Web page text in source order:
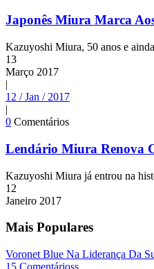
Japonês Miura Marca
Kazuyoshi Miura, 50 anos e
13
Março 2017
|
12 / Jan / 2017
|
0 Comentários
Lendário Miura Renova
Kazuyoshi Miura já entrou na
12
Janeiro 2017
Mais Populares
Voronet Blue Na Liderança Da
15 Comentárioss